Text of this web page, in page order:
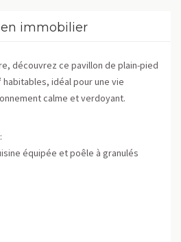
immobilier
découvrez ce pavillon de plain-pied
habitables, idéal pour une vie
calme et verdoyant.
équipée et poêle à granulés